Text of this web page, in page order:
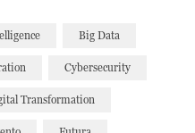
Big Data
Cybersecurity
Transformation